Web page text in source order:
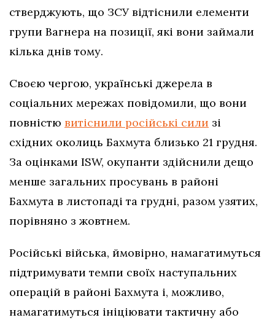
стверджують, що ЗСУ відтіснили елементи
групи Вагнера на позиції, які вони займали
кілька днів тому.
Своєю чергою, українські джерела в
соціальних мережах повідомили, що вони
повністю витіснили російські сили зі
східних околиць Бахмута близько 21 грудня.
За оцінками ISW, окупанти здійснили дещо
менше загальних просувань в районі
Бахмута в листопаді та грудні, разом узятих,
порівняно з жовтнем.
Російські війська, ймовірно, намагатимуться
підтримувати темпи своїх наступальних
операцій в районі Бахмута і, можливо,
намагатимуться ініціювати тактичну або